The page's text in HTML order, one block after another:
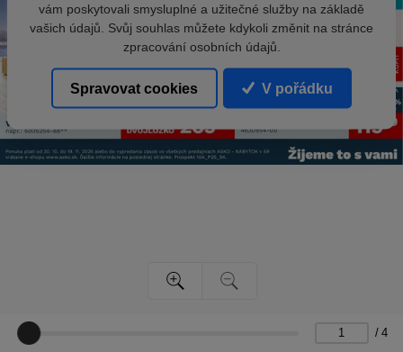
/ 4
vám poskytovali smysluplné a užitečné služby na základě
vašich údajů. Svůj souhlas můžete kdykoli změnit na stránce
zpracování osobních údajů.
Spravovat cookies V pořádku